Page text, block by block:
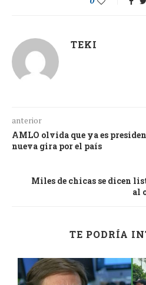
TEKI
anterior
AMLO olvida que ya es
nueva gira por el país
Miles de chicas se dicen
al
TE PODRÍA